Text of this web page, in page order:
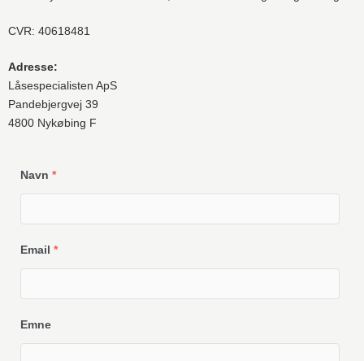
CVR: 40618481
Adresse:
Låsespecialisten ApS
Pandebjergvej 39
4800 Nykøbing F
Navn *
Email *
Emne